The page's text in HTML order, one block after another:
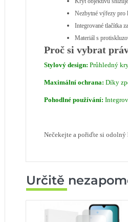
Nezbytné výřezy pro
Integrované tlačítka
Materiál s
Proč si vybrat
Stylový design: Průhledný
Maximální ochrana: Díky
Pohodlné používání:
Nečekejte a pořiďte si odolný
Určitě